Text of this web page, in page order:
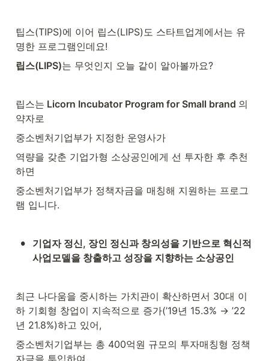
팁스(TIPS)에 이어 립스(LIPS)도 스타트업계에서는 유
명한 프로그램인데요!
립스(LIPS)는 무엇인지 오늘 같이 알아볼까요?
립스는 Licorn Incubator Program for Small brand 의
약자로
중소벤처기업부가 지정한 운영사가
역량을 갖춘 기업가형 소상공인에게 선 투자한 후 추천
하면
중소벤처기업부가 정책자금을 매칭해 지원하는 프로그
램 입니다.
•
기업자 정신, 장인 정신과 창의성을 기반으로 혁신적
사업모델을 창출하고 성장을 지향하는 소상공인
최근 나다움을 중시하는 가치관이 확산하면서 30대 이
하 기회형 창업이 지속적으로 증가(’19년 15.3% → ’22
년 21.8%)하고 있어,
중소벤처기업부는 총 400억원 규모의 투자매칭형 정책
자금을 투입하여,